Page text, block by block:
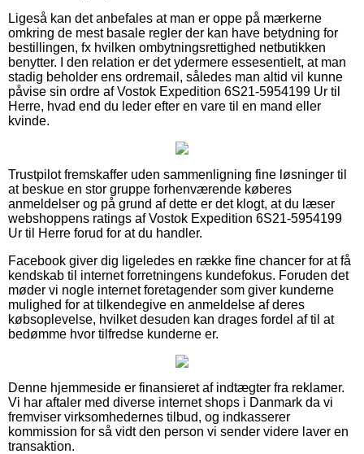
Ligeså kan det anbefales at man er oppe på mærkerne
omkring de mest basale regler der kan have betydning for
bestillingen, fx hvilken ombytningsrettighed netbutikken
benytter. I den relation er det ydermere essesentielt, at man
stadig beholder ens ordremail, således man altid vil kunne
påvise sin ordre af Vostok Expedition 6S21-5954199 Ur til
Herre, hvad end du leder efter en vare til en mand eller
kvinde.
Trustpilot fremskaffer uden sammenligning fine løsninger til
at beskue en stor gruppe forhenværende køberes
anmeldelser og på grund af dette er det klogt, at du læser
webshoppens ratings af Vostok Expedition 6S21-5954199
Ur til Herre forud for at du handler.
Facebook giver dig ligeledes en række fine chancer for at få
kendskab til internet forretningens kundefokus. Foruden det
møder vi nogle internet foretagender som giver kunderne
mulighed for at tilkendegive en anmeldelse af deres
købsoplevelse, hvilket desuden kan drages fordel af til at
bedømme hvor tilfredse kunderne er.
Denne hjemmeside er finansieret af indtægter fra reklamer.
Vi har aftaler med diverse internet shops i Danmark da vi
fremviser virksomhedernes tilbud, og indkasserer
kommission for så vidt den person vi sender videre laver en
transaktion.